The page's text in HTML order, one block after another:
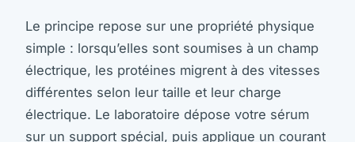
Le principe repose sur une propriété physique
simple : lorsqu’elles sont soumises à un champ
électrique, les protéines migrent à des vitesses
différentes selon leur taille et leur charge
électrique. Le laboratoire dépose votre sérum
sur un support spécial, puis applique un courant